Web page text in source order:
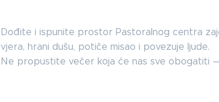
Dođite i ispunite prostor Pastoralnog centra
vjera, hrani dušu, potiče misao i povezuje ljude.
Ne propustite večer koja će nas sve obogatiti